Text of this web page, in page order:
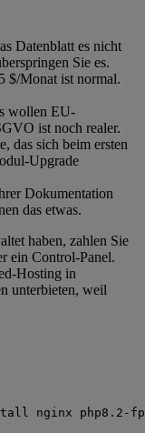
Datenblatt es nicht
Sie es.
$/Monat ist normal.
wollen EU-
ist noch realer.
das sich beim ersten
Upgrade
Dokumentation
das etwas.
haben, zahlen Sie
ein Control-Panel.
Hosting in
unterbieten, weil
nginx php8.2-